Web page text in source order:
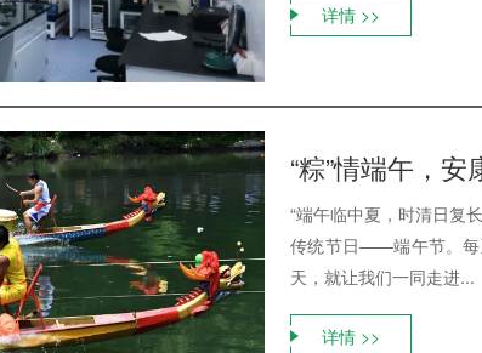
详情 >>
“粽”情端午，安
“端午临中夏，时清日复
传统节日——端午节。每
天，就让我们一同走进...
详情 >>